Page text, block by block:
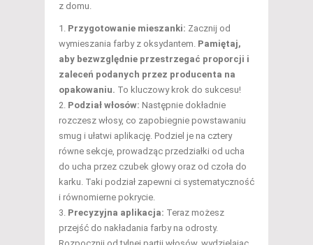
z domu.
Przygotowanie mieszanki: Zacznij od
wymieszania farby z oksydantem. Pamiętaj,
aby bezwzględnie przestrzegać proporcji i
zaleceń podanych przez producenta na
opakowaniu. To kluczowy krok do sukcesu!
Podział włosów: Następnie dokładnie
rozczesz włosy, co zapobiegnie powstawaniu
smug i ułatwi aplikację. Podziel je na cztery
równe sekcje, prowadząc przedziałki od ucha
do ucha przez czubek głowy oraz od czoła do
karku. Taki podział zapewni ci systematyczność
i równomierne pokrycie.
Precyzyjna aplikacja: Teraz możesz
przejść do nakładania farby na odrosty.